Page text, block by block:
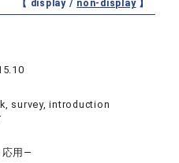
【 display / non-display】
survey, introduction
用―